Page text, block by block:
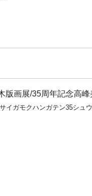
版画展/35周年記念高
イガモクハンガテン35シュ